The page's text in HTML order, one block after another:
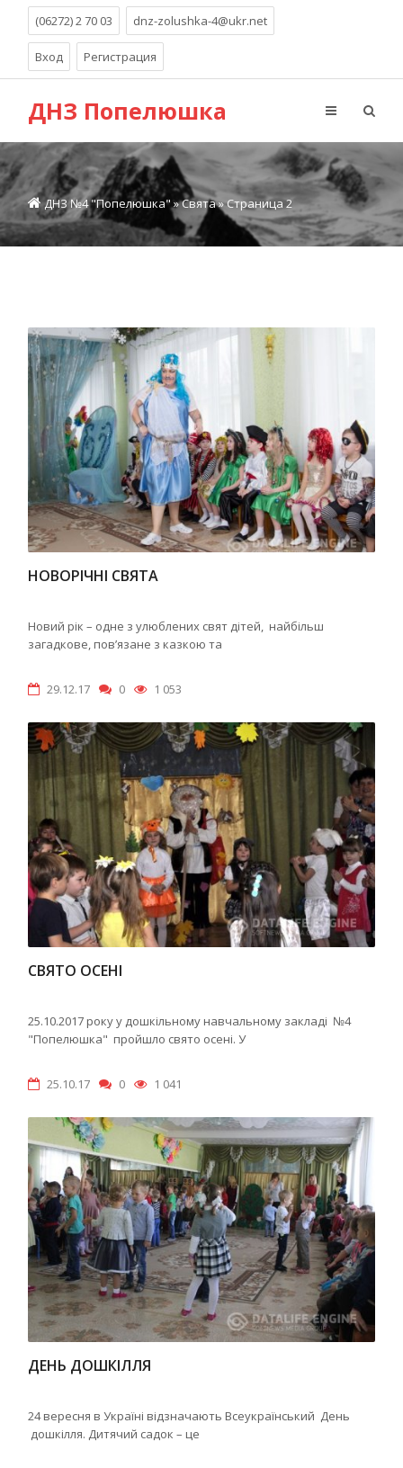
(06272) 2 70 03 dnz-zolushka-4@ukr.net
Вход Регистрация
ДНЗ Попелюшка
ДНЗ №4 "Попелюшка"»Свята» Страница 2
НОВОРІЧНІ СВЯТА
Новий рік – одне з улюблених свят дітей, найбільш
загадкове, пов’язане з казкою та
29.12.17 0 1 053
СВЯТО ОСЕНІ
25.10.2017 року у дошкільному навчальному закладі №4
"Попелюшка" пройшло свято осені. У
25.10.17 0 1 041
ДЕНЬ ДОШКІЛЛЯ
24 вересня в Україні відзначають Всеукраїнський День
дошкілля. Дитячий садок – це